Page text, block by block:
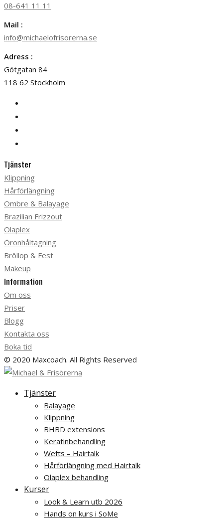
08-641 11 11
Mail :
info@michaelofrisorerna.se
Adress :
Götgatan 84
118 62 Stockholm
Tjänster
Klippning
Hårförlängning
Ombre & Balayage
Brazilian Frizzout
Olaplex
Öronhåltagning
Bröllop & Fest
Makeup
Information
Om oss
Priser
Blogg
Kontakta oss
Boka tid
© 2020 Maxcoach. All Rights Reserved
Tjänster
Balayage
Klippning
BHBD extensions
Keratinbehandling
Wefts – Hairtalk
Hårförlängning med Hairtalk
Olaplex behandling
Kurser
Look & Learn utb 2026
Hands on kurs i SoMe